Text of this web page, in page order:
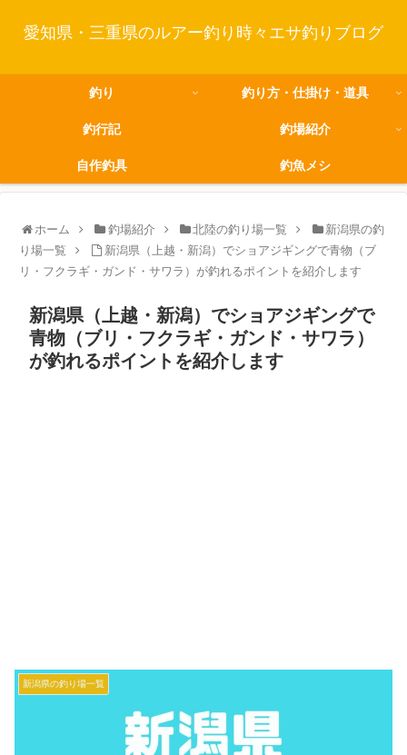
愛知県・三重県のルアー釣り時々エサ釣りブログ
釣り 釣り方・仕掛け・道具
釣行記 釣場紹介
自作釣具 釣魚メシ
ホーム 釣場紹介 北陸の釣り場一覧
新潟県の釣
り場一覧
新潟県（上越・新潟）でショアジギングで青物（ブ
リ・フクラギ・ガンド・サワラ）が釣れるポイントを紹介します
新潟県（上越・新潟）でショアジギングで
青物（ブリ・フクラギ・ガンド・サワラ）
が釣れるポイントを紹介します
新潟県の釣り場一覧